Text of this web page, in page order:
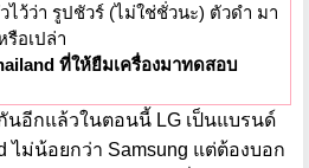
ไว้ว่า รูปชัวร์ (ไม่ใช่ชั่วนะ
) ตัวดำ
หรือเปล่า
ที่ให้ยืมเครื่องมาทดสอบ
นอีกแล้วในตอนนี้ LG เป็นแบรนด์
ไม่น้อยกว่า Samsung แต่ต้องบอก